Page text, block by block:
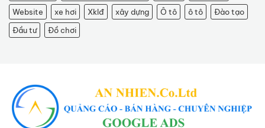
Website
xe hơi Xklđ xây dựng Ô tô ô tô
Đào tạo
Đầu tư
Đồ chơi